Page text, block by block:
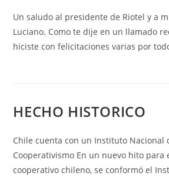
Un saludo al presidente de Riotel y a
Luciano. Como te dije en un llamado
hiciste con felicitaciones varias por
HECHO HISTORICO
Chile cuenta con un Instituto Nacional
Cooperativismo En un nuevo hito para
cooperativo chileno, se conformó el